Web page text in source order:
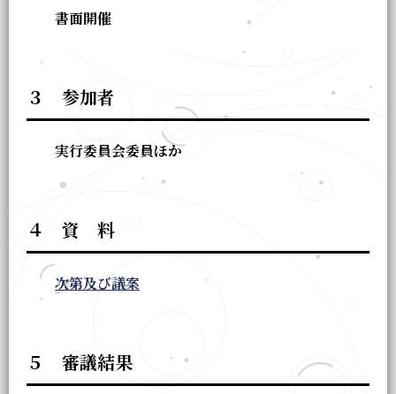
書面開催
３ 参加者
実行委員会委員ほか
４ 資 料
次第及び議案
５ 審議結果